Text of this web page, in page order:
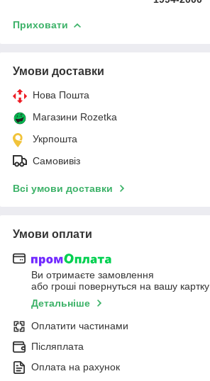
Приховати
Умови доставки
Нова Пошта
Магазини Rozetka
Укрпошта
Самовивіз
Всі умови доставки
Умови оплати
Ви отримаєте замовлення
або гроші повернуться на вашу картку
Детальніше
Оплатити частинами
Післяплата
Оплата на рахунок